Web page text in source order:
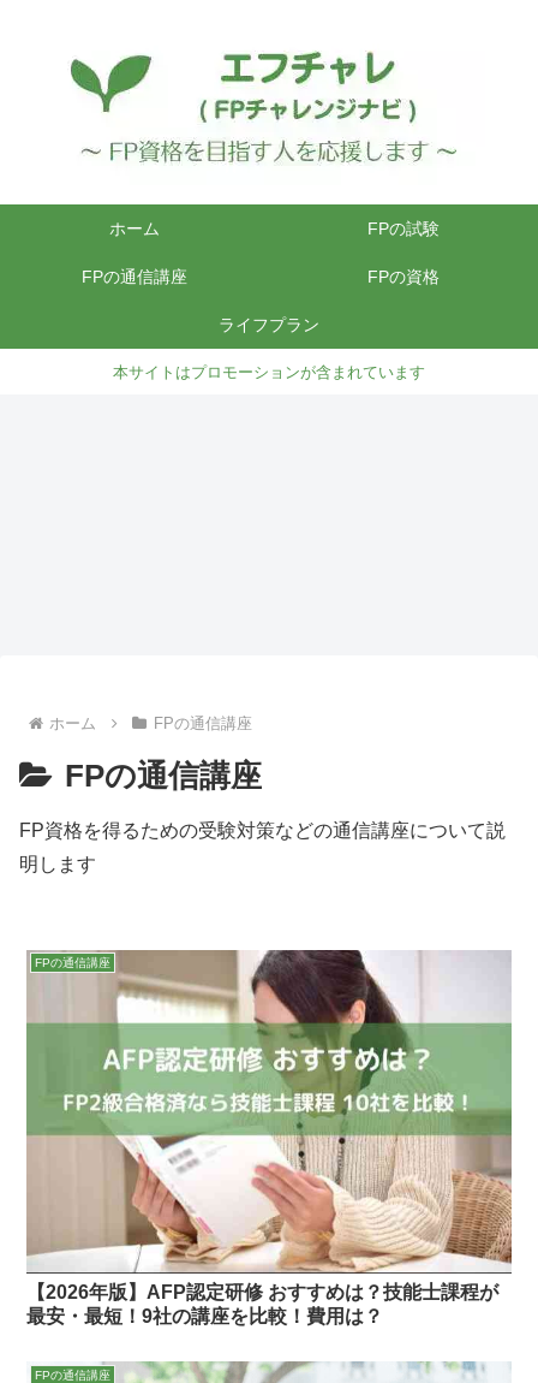
ホーム FPの試験
FPの通信講座 FPの資格
ライフプラン
本サイトはプロモーションが含まれています
ホーム FPの通信講座
FPの通信講座
FP資格を得るための受験対策などの通信講座について説
明します
FPの通信講座
【2026年版】AFP認定研修 おすすめは？技能士課程が
最安・最短！9社の講座を比較！費用は？
FPの通信講座